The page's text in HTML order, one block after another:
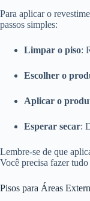
Para aplicar o
passos simples:
Limpar o piso:
Escolher o
Aplicar o
Esperar secar:
Lembre-se de que
Você precisa fazer
Pisos para Áreas